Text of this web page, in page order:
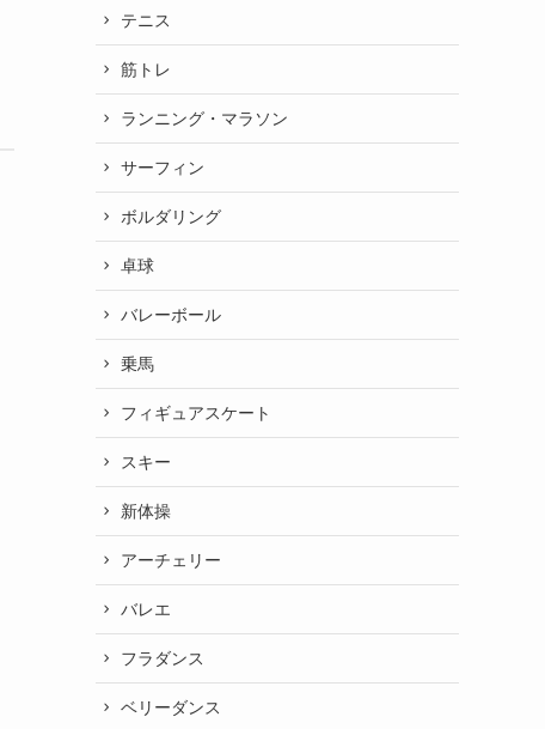
テニス
筋トレ
ランニング・マラソン
サーフィン
ボルダリング
卓球
バレーボール
乗馬
フィギュアスケート
スキー
新体操
アーチェリー
バレエ
フラダンス
ベリーダンス